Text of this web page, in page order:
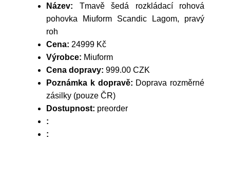
Název: Tmavě šedá rozkládací rohová
pohovka Miuform Scandic Lagom, pravý
roh
Cena: 24999 Kč
Výrobce: Miuform
Cena dopravy: 999.00 CZK
Poznámka k dopravě: Doprava rozměrné
zásilky (pouze ČR)
Dostupnost: preorder
:
: